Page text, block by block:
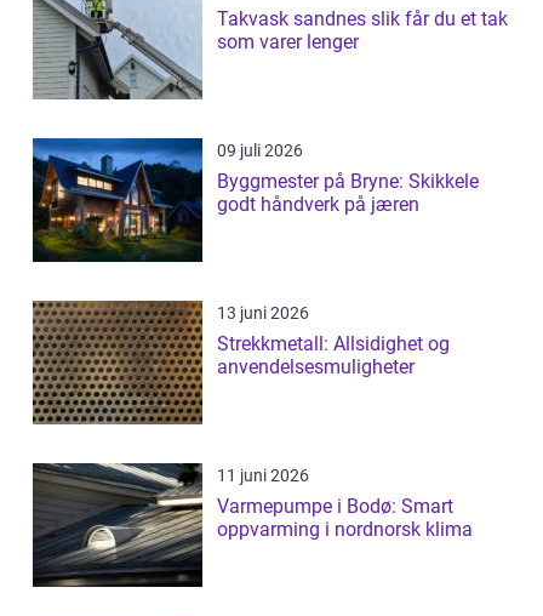
Takvask sandnes slik får du et tak
som varer lenger
09 juli 2026
Byggmester på Bryne: Skikkele
godt håndverk på jæren
13 juni 2026
Strekkmetall: Allsidighet og
anvendelsesmuligheter
11 juni 2026
Varmepumpe i Bodø: Smart
oppvarming i nordnorsk klima